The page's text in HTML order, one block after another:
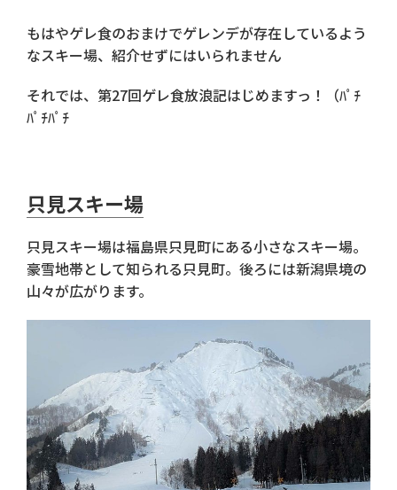
もはやゲレ食のおまけでゲレンデが存在しているよう
なスキー場、紹介せずにはいられません
それでは、第27回ゲレ食放浪記はじめますっ！（ﾊﾟﾁ
ﾊﾟﾁﾊﾟﾁ
只見スキー場
只見スキー場は福島県只見町にある小さなスキー場。
豪雪地帯として知られる只見町。後ろには新潟県境の
山々が広がります。